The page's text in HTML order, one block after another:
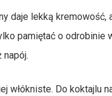
daje lekką
pamiętać o odrobinie
włókniste. Do koktajlu